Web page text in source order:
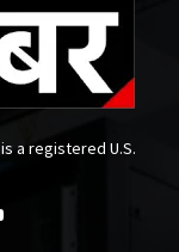
a registered U.S.